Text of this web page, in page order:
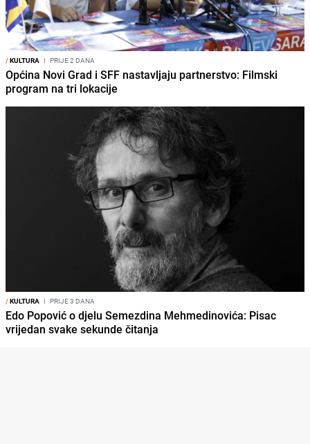
/KULTURA I PRIJE 2 DANA
Općina Novi Grad i SFF nastavljaju partnerstvo: Filmski
program na tri lokacije
/KULTURA I PRIJE 3 DANA
Edo Popović o djelu Semezdina Mehmedinovića: Pisac
vrijedan svake sekunde čitanja